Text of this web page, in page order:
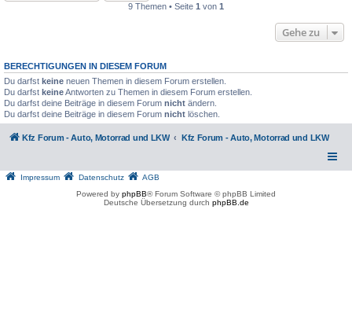
9 Themen • Seite 1 von 1
Gehe zu
BERECHTIGUNGEN IN DIESEM FORUM
Du darfst keine neuen Themen in diesem Forum erstellen.
Du darfst keineAntworten zu Themen in diesem Forum erstellen.
Du darfst deine Beiträge in diesem Forum nicht ändern.
Du darfst deine Beiträge in diesem Forum nicht löschen.
Kfz Forum - Auto, Motorrad und LKW Kfz Forum - Auto, Motorrad und LKW
Impressum Datenschutz
AGB
Powered by phpBB® Forum Software © phpBB Limited
Deutsche Übersetzung durch phpBB.de